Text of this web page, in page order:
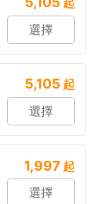
起
選擇
5,105 起
選擇
1,997 起
選擇